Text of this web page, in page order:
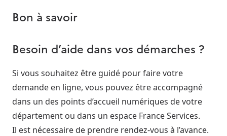
Bon à savoir
Besoin d’aide dans vos démarches ?
Si vous souhaitez être guidé pour faire votre
demande en ligne, vous pouvez être accompagné
dans un des points d’accueil numériques de votre
département ou dans un espace France Services.
Il est nécessaire de prendre rendez-vous à l’avance.